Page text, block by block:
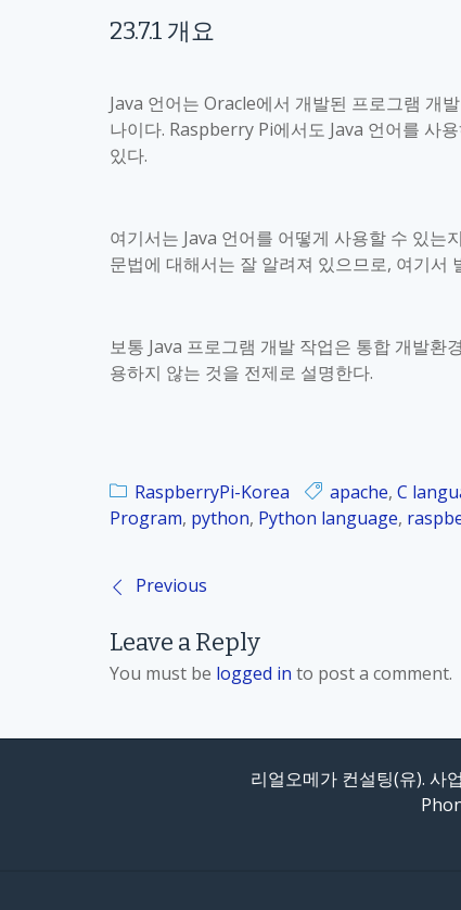
23.7.1 개요
Java 언어는 Oracle에서 개발된 프로그램 개
나이다. Raspberry Pi에서도 Java 언어를 사
있다.
여기서는 Java 언어를 어떻게 사용할 수 있는
문법에 대해서는 잘 알려져 있으므로, 여기서
보통 Java 프로그램 개발 작업은 통합 개발환
용하지 않는 것을 전제로 설명한다.
RaspberryPi-Korea apache, C
Program, python, Python language,
P
o
Previous
Leave a Reply
You must be logged in to post a comment.
리얼오메가 컨설팅(유). 사